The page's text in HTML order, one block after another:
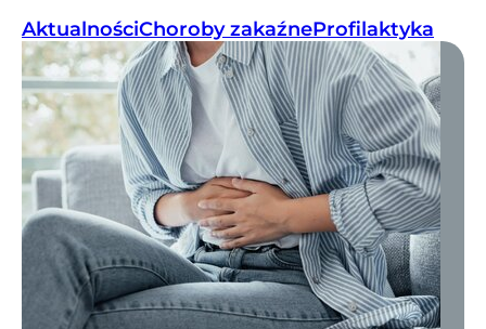
AktualnościChoroby zakaźneProfilaktyka